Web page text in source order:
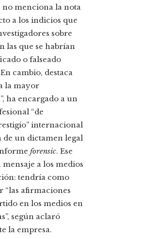
no menciona la nota
a los indicios que
sobre
las que se habrían
o falseado
cambio, destaca
la mayor
ha encargado a un
“de
internacional
de un dictamen legal
forensic. Ese
a los medios
tendría como
“las afirmaciones
en los medios en
según aclaró
la empresa.